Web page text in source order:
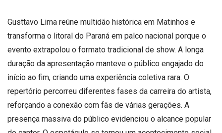
Gusttavo Lima reúne multidão histórica em Matinhos e
transforma o litoral do Paraná em palco nacional porque o
evento extrapolou o formato tradicional de show. A longa
duração da apresentação manteve o público engajado do
início ao fim, criando uma experiência coletiva rara. O
repertório percorreu diferentes fases da carreira do artista,
reforçando a conexão com fãs de várias gerações. A
presença massiva do público evidenciou o alcance popular